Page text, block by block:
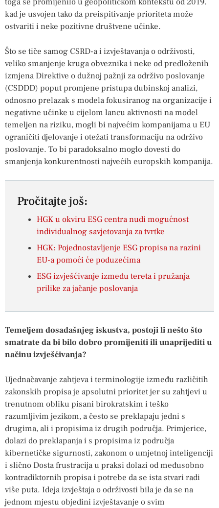
kad je usvojen tako da preispitivanje prioriteta može
ostvariti i neke pozitivne društvene učinke.
Što se tiče samog CSRD-a i izvještavanja o održivosti,
veliko smanjenje kruga obveznika i neke od predloženih
izmjena Direktive o dužnoj pažnji za održivo poslovanje
(CSDDD) poput promjene pristupa dubinskoj analizi,
odnosno prelazak s modela fokusiranog na organizacije i
negativne učinke u cijelom lancu aktivnosti na model
temeljen na riziku, mogli bi najvećim kompanijama u EU
ograničiti djelovanje i otežati transformaciju na održivo
poslovanje. To bi paradoksalno moglo dovesti do
smanjenja konkurentnosti najvećih europskih kompanija.
Pročitajte još:
HGK u okviru ESG centra nudi mogućnost
individualnog savjetovanja za tvrtke
HGK: Pojednostavljenje ESG propisa na razini
EU-a pomoći će poduzećima
ESG izvješćivanje između tereta i pružanja
prilike za jačanje poslovanja
Temeljem dosadašnjeg iskustva, postoji li nešto što
smatrate da bi bilo dobro promijeniti ili unaprijediti u
načinu izvješćivanja?
Ujednačavanje zahtjeva i terminologije između različitih
zakonskih propisa je apsolutni prioritet jer su zahtjevi u
trenutnom obliku pisani birokratskim i teško
razumljivim jezikom, a često se preklapaju jedni s
drugima, ali i propisima iz drugih područja. Primjerice,
dolazi do preklapanja i s propisima iz područja
kibernetičke sigurnosti, zakonom o umjetnoj inteligenciji
i slično Dosta frustracija u praksi dolazi od međusobno
kontradiktornih propisa i potrebe da se ista stvari radi
više puta. Ideja izvještaja o održivosti bila je da se na
jednom mjestu objedini izvještavanje o svim